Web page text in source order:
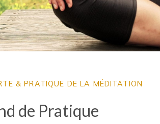
& PRATIQUE DE LA MÉDITATION
de Pratique